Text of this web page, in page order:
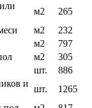
м2
265
м2
232
м2
797
м2
305
шт.
886
и
шт.
1265